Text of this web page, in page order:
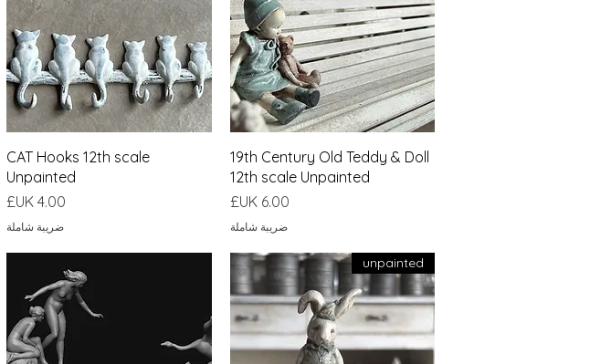
العرض السريع
19th Century Old Teddy & Doll
12th scale Unpainted
السعر
ضريبة شاملة
العرض السريع
CAT Hooks 12th scale
Unpainted
السعر
ضريبة شاملة
unpainted